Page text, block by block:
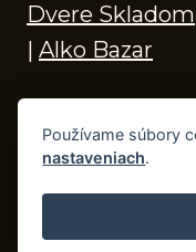
Dvere Skladom
| Alko Bazar
© 2026 Kľučky
doplnky do
Používame súbory
nastaveniach.